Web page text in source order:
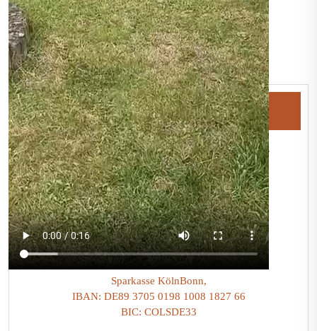
Beitragsnavigation
Spenden
Spenden könnt ihr schnell und einfach direkt über
PayPal:
oder auf unser Spendenkonto:
Menschen für Tiere - Tiere für Menschen e.V.
Sparkasse KölnBonn,
IBAN: DE89 3705 0198 1008 1827 66
BIC: COLSDE33